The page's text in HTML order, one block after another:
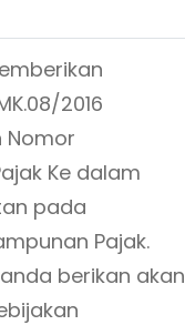
2016
Nomor
Ke dalam
pada
Pajak.
berikan akan